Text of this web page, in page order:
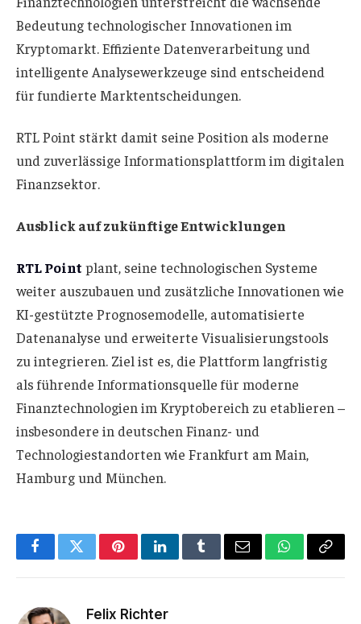
Bedeutung technologischer Innovationen im
Kryptomarkt. Effiziente Datenverarbeitung und
intelligente Analysewerkzeuge sind entscheidend
für fundierte Marktentscheidungen.
RTL Point stärkt damit seine Position als moderne
und zuverlässige Informationsplattform im digitalen
Finanzsektor.
Ausblick auf zukünftige Entwicklungen
RTL Point plant, seine technologischen Systeme
weiter auszubauen und zusätzliche Innovationen wie
KI-gestützte Prognosemodelle, automatisierte
Datenanalyse und erweiterte Visualisierungstools
zu integrieren. Ziel ist es, die Plattform langfristig
als führende Informationsquelle für moderne
Finanztechnologien im Kryptobereich zu etablieren –
insbesondere in deutschen Finanz- und
Technologiestandorten wie Frankfurt am Main,
Hamburg und München.
FacebookTwitterPinterestLinkedInTumblrEmail WhatsApp
Copy
Felix Richter